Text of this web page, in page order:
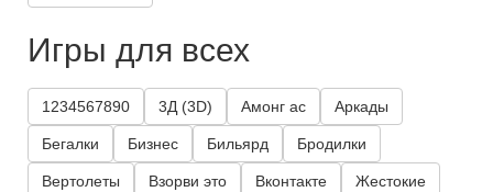
Игры для всех
1234567890 3Д (3D) Амонг ас Аркады
Бегалки Бизнес Бильярд Бродилки
Вертолеты Взорви это Вконтакте Жестокие